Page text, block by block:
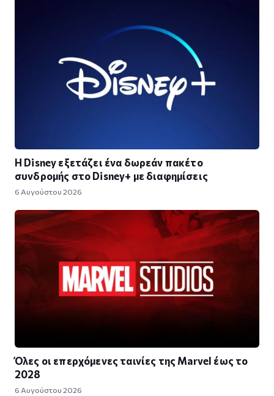
Η Disney εξετάζει ένα δωρεάν πακέτο
συνδρομής στο Disney+ με διαφημίσεις
6 Αυγούστου 2026
Όλες οι επερχόμενες ταινίες της Marvel έως το
2028
6 Αυγούστου 2026